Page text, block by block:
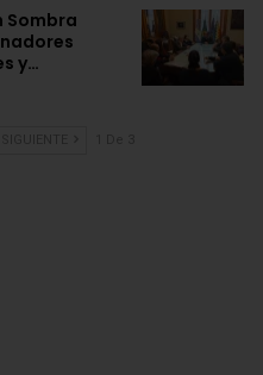
Sombra
y…